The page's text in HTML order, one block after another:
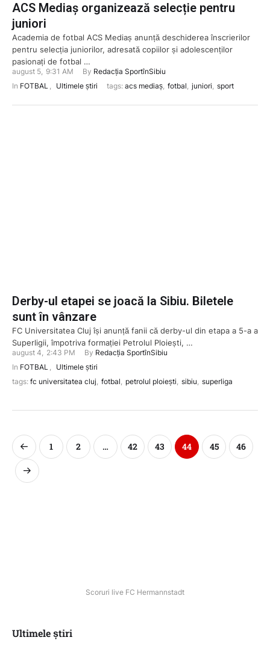
ACS Mediaș organizează selecție pentru
juniori
Academia de fotbal ACS Mediaș anunță deschiderea înscrierilor
pentru selecția juniorilor, adresată copiilor și adolescenților
pasionați de fotbal …
august 5, 9:31 AM By Redacția SportînSibiu
In FOTBAL , Ultimele știri tags: acs mediaș, fotbal, juniori, sport
Derby-ul etapei se joacă la Sibiu. Biletele
sunt în vânzare
FC Universitatea Cluj își anunță fanii că derby-ul din etapa a 5-a a
Superligii, împotriva formației Petrolul Ploiești, …
august 4, 2:43 PM By Redacția SportînSibiu
In FOTBAL , Ultimele știri
tags: fc universitatea cluj, fotbal, petrolul ploiești, sibiu, superliga
1 2 … 42 43 44 45 46
Scoruri live FC Hermannstadt
Ultimele știri